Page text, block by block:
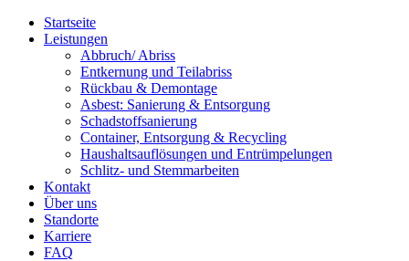
Startseite
Leistungen
Abbruch/ Abriss
Entkernung und Teilabriss
Rückbau & Demontage
Asbest: Sanierung & Entsorgung
Schadstoffsanierung
Container, Entsorgung & Recycling
Haushaltsauflösungen und Entrümpelungen
Schlitz- und Stemmarbeiten
Kontakt
Über uns
Standorte
Karriere
FAQ